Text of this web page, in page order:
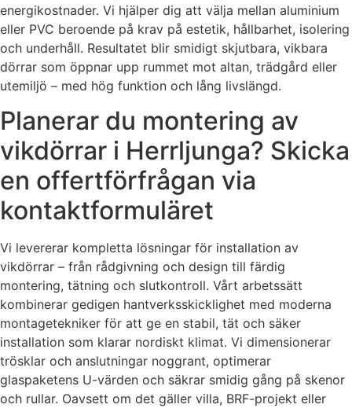
energikostnader. Vi hjälper dig att välja mellan aluminium
eller PVC beroende på krav på estetik, hållbarhet, isolering
och underhåll. Resultatet blir smidigt skjutbara, vikbara
dörrar som öppnar upp rummet mot altan, trädgård eller
utemiljö – med hög funktion och lång livslängd.
Planerar du montering av
vikdörrar i Herrljunga? Skicka
en offertförfrågan via
kontaktformuläret
Vi levererar kompletta lösningar för installation av
vikdörrar – från rådgivning och design till färdig
montering, tätning och slutkontroll. Vårt arbetssätt
kombinerar gedigen hantverksskicklighet med moderna
montagetekniker för att ge en stabil, tät och säker
installation som klarar nordiskt klimat. Vi dimensionerar
trösklar och anslutningar noggrant, optimerar
glaspaketens U-värden och säkrar smidig gång på skenor
och rullar. Oavsett om det gäller villa, BRF-projekt eller